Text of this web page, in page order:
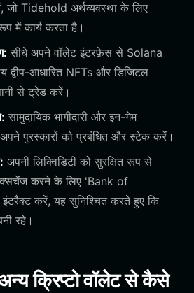
जो Tidehold अर्थव्यवस्था के लिए
में कार्य करता है।
सीधे अपने वॉलेट इंटरफ़ेस से Solana
द्वीप-आधारित NFTs और डिजिटल
से ट्रेड करें।
सामुदायिक भागीदारी और इन-गेम
अपने पुरस्कारों को प्रबंधित और स्टेक करें।
अपनी लिक्विडिटी को सुरक्षित रूप से
करने के लिए 'Bank of
करें, यह सुनिश्चित करते हुए कि
रहे।
क्रिप्टो वॉलेट से कैसे